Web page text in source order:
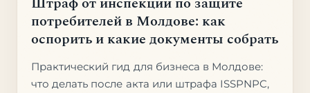
потребителей в Молдове: как
оспорить и какие документы собрать
Практический гид для бизнеса в Молдове:
что делать после акта или штрафа ISSPNPC,